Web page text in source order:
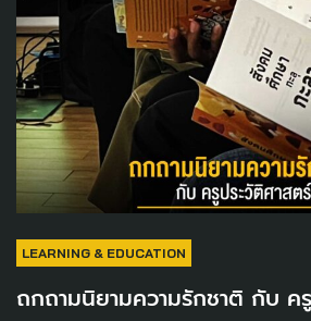
LEARNING & EDUCATION
ถกถามนิยามความรักชาติ กับ ค